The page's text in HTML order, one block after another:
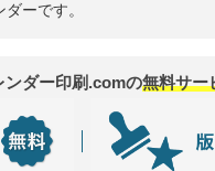
ーです。
ンダー印刷.comの無料サー